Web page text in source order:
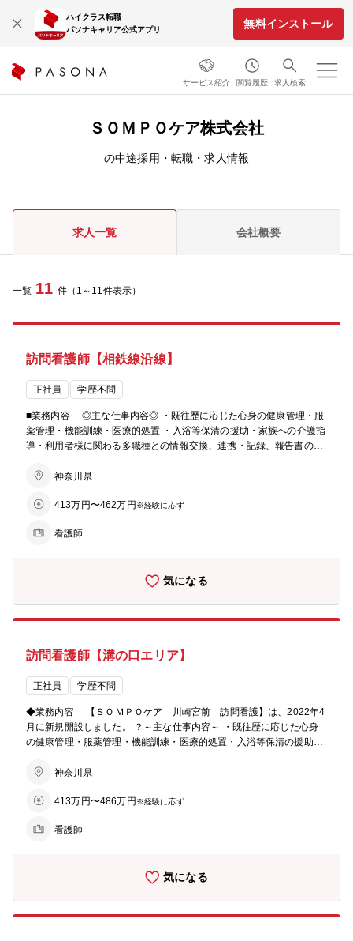
ハイクラス転職
パソナキャリア公式アプリ
無料インストール
サービス紹介 閲覧履歴 求人検索
ＳＯＭＰＯケア株式会社
の中途採用・転職・求人情報
求人一覧 会社概要
一覧 11 件（1～11件表示）
訪問看護師【相鉄線沿線】
正社員 学歴不問
■業務内容 ◎主な仕事内容◎ ・既往歴に応じた心身の健康管理・服
薬管理・機能訓練・医療的処置 ・入浴等保清の援助・家族への介護指
導・利用者様に関わる多職種との情報交換、連携・記録、報告書の作
いうご利用者さまの思いを実現するため、主治医の指示のもと実施す
護指導を含めたアセスメントに基づく看護ケアを行います。 病院や医
るお仕事です。
神奈川県
413万円〜462万円 ※経験に応ず
看護師
気になる
訪問看護師【溝の口エリア】
正社員 学歴不問
◆業務内容 【ＳＯＭＰＯケア 川崎宮前 訪問看護】は、2022年4
月に新規開設しました。 ？～主な仕事内容～ ・既往歴に応じた心身
の健康管理・服薬管理・機能訓練・医療的処置・入浴等保清の援助・
録、報告書の作成 ◎訪問看護とは◎ 訪問看護では、いつまでも自宅
示のもと実施する医療的処置や健康管理、ご利用者さまとそのご家族
ます。 病院や医療機関とはまた違ったやりがいを感じられ、これまで
神奈川県
413万円〜486万円 ※経験に応ず
看護師
気になる